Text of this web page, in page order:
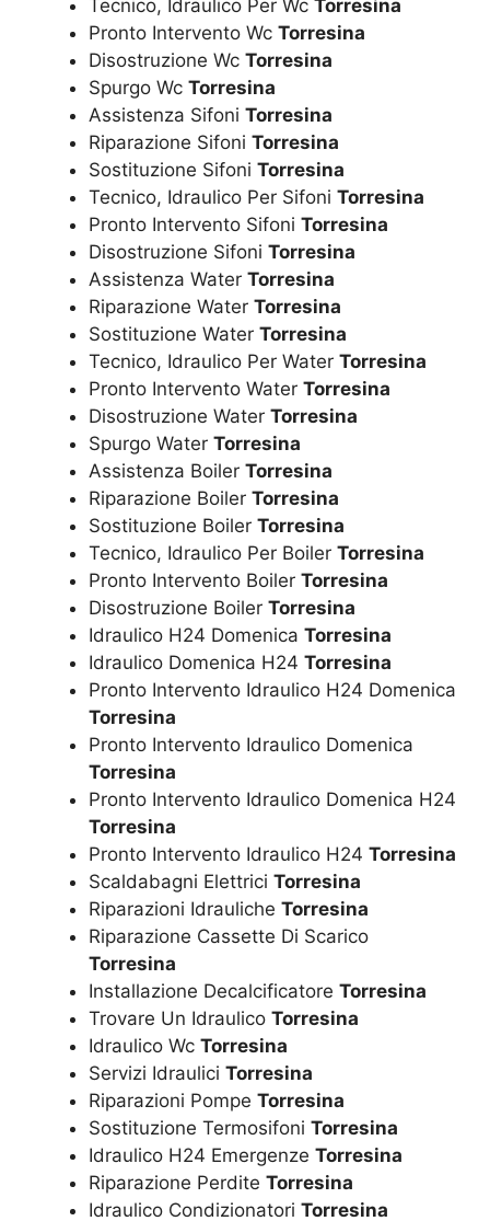
Tecnico, Idraulico Per Wc Torresina
Pronto Intervento Wc Torresina
Disostruzione Wc Torresina
Spurgo Wc Torresina
Assistenza Sifoni Torresina
Riparazione Sifoni Torresina
Sostituzione Sifoni Torresina
Tecnico, Idraulico Per Sifoni Torresina
Pronto Intervento Sifoni Torresina
Disostruzione Sifoni Torresina
Assistenza Water Torresina
Riparazione Water Torresina
Sostituzione Water Torresina
Tecnico, Idraulico Per Water Torresina
Pronto Intervento Water Torresina
Disostruzione Water Torresina
Spurgo Water Torresina
Assistenza Boiler Torresina
Riparazione Boiler Torresina
Sostituzione Boiler Torresina
Tecnico, Idraulico Per Boiler Torresina
Pronto Intervento Boiler Torresina
Disostruzione Boiler Torresina
Idraulico H24 Domenica Torresina
Idraulico Domenica H24 Torresina
Pronto Intervento Idraulico H24 Domenica
Torresina
Pronto Intervento Idraulico Domenica
Torresina
Pronto Intervento Idraulico Domenica H24
Torresina
Pronto Intervento Idraulico H24 Torresina
Scaldabagni Elettrici Torresina
Riparazioni Idrauliche Torresina
Riparazione Cassette Di Scarico
Torresina
Installazione Decalcificatore Torresina
Trovare Un Idraulico Torresina
Idraulico Wc Torresina
Servizi Idraulici Torresina
Riparazioni Pompe Torresina
Sostituzione Termosifoni Torresina
Idraulico H24 Emergenze Torresina
Riparazione Perdite Torresina
Idraulico Condizionatori Torresina